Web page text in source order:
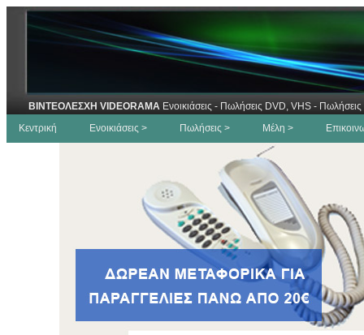
ΒΙΝΤΕΟΛΕΣΧΗ VIDEORAMA Ενοικιάσεις - Πωλήσεις DVD, VHS -
Κεντρική
Ενοικιάσεις > Πωλήσεις > Μέλη >